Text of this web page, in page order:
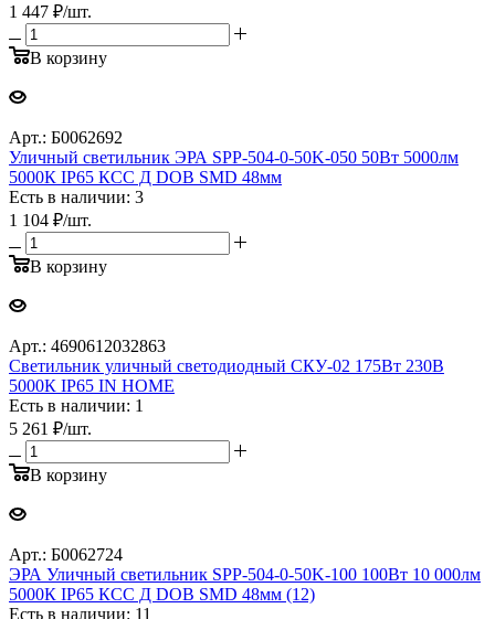
1 447 ₽/шт.
В корзину
Арт.: Б0062692
Уличный светильник ЭРА SPP-504-0-50K-050 50Вт 5000лм
5000К IP65 КСС Д DOB SMD 48мм
Есть в наличии: 3
1 104 ₽/шт.
В корзину
Арт.: 4690612032863
Светильник уличный светодиодный СКУ-02 175Вт 230В
5000К IP65 IN HOME
Есть в наличии: 1
5 261 ₽/шт.
В корзину
Арт.: Б0062724
ЭРА Уличный светильник SPP-504-0-50K-100 100Вт 10 000лм
5000К IP65 КСС Д DOB SMD 48мм (12)
Есть в наличии: 11